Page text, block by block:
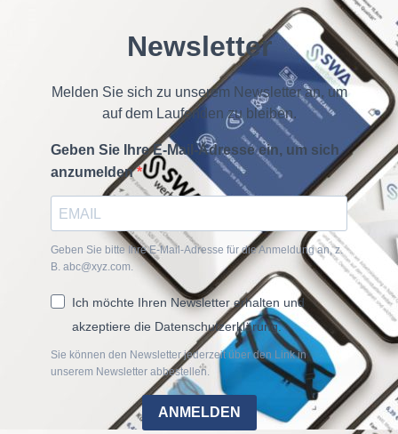
Newsletter
Melden Sie sich zu unserem Newsletter an, um
auf dem Laufenden zu bleiben.
Geben Sie Ihre E-Mail-Adresse ein, um sich
anzumelden
Geben Sie bitte Ihre E-Mail-Adresse für die Anmeldung an, z.
B. abc@xyz.com.
Ich möchte Ihren Newsletter erhalten und
akzeptiere die Datenschutzerklärung.
Sie können den Newsletter jederzeit über den Link in
unserem Newsletter abbestellen.
ANMELDEN